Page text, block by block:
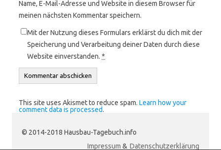
Name, E-Mail-Adresse und Website in diesem Browser für
meinen nächsten Kommentar speichern.
Mit der Nutzung dieses Formulars erklärst du dich mit der
Speicherung und Verarbeitung deiner Daten durch diese
Website einverstanden. *
This site uses Akismet to reduce spam. Learn how your
comment data is processed.
© 2014-2018 Hausbau-Tagebuch.info
Impressum & Datenschutzerklärung